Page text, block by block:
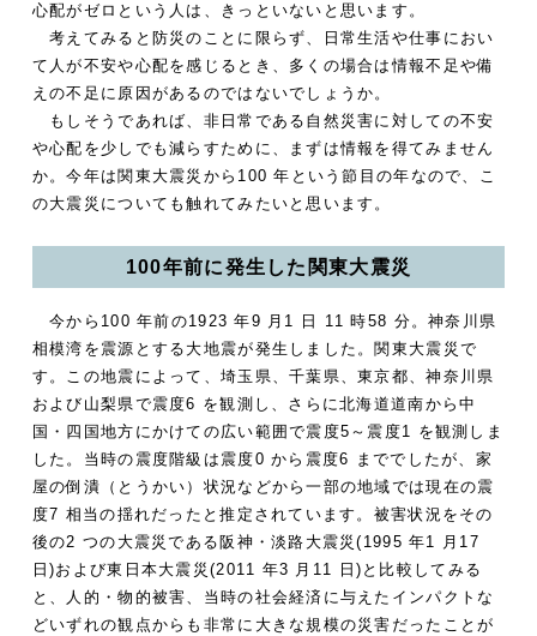
心配がゼロという人は、きっといないと思います。
考えてみると防災のことに限らず、日常生活や仕事におい
て人が不安や心配を感じるとき、多くの場合は情報不足や備
えの不足に原因があるのではないでしょうか。
もしそうであれば、非日常である自然災害に対しての不安
や心配を少しでも減らすために、まずは情報を得てみません
か。今年は関東大震災から100 年という節目の年なので、こ
の大震災についても触れてみたいと思います。
100年前に発生した関東大震災
今から100 年前の1923 年9 月1 日 11 時58 分。神奈川県
相模湾を震源とする大地震が発生しました。関東大震災で
す。この地震によって、埼玉県、千葉県、東京都、神奈川県
および山梨県で震度6 を観測し、さらに北海道道南から中
国・四国地方にかけての広い範囲で震度5～震度1 を観測しま
した。当時の震度階級は震度0 から震度6 まででしたが、家
屋の倒潰（とうかい）状況などから一部の地域では現在の震
度7 相当の揺れだったと推定されています。被害状況をその
後の2 つの大震災である阪神・淡路大震災(1995 年1 月17
日)および東日本大震災(2011 年3 月11 日)と比較してみる
と、人的・物的被害、当時の社会経済に与えたインパクトな
どいずれの観点からも非常に大きな規模の災害だったことが